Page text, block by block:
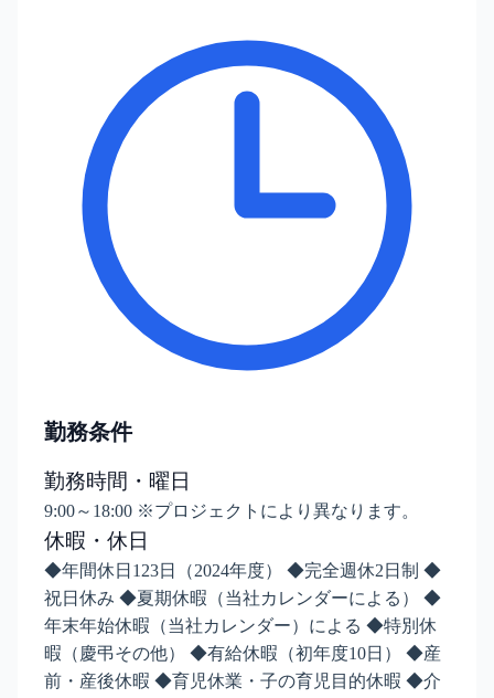
勤務条件
勤務時間・曜日
9:00～18:00 ※プロジェクトにより異なります。
休暇・休日
◆年間休日123日（2024年度） ◆完全週休2日制 ◆
祝日休み ◆夏期休暇（当社カレンダーによる） ◆
年末年始休暇（当社カレンダー）による ◆特別休
暇（慶弔その他） ◆有給休暇（初年度10日） ◆産
前・産後休暇 ◆育児休業・子の育児目的休暇 ◆介